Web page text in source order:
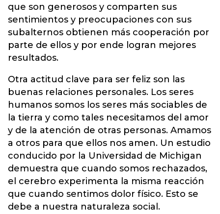
que son generosos y comparten sus
sentimientos y preocupaciones con sus
subalternos obtienen más cooperación por
parte de ellos y por ende logran mejores
resultados.
Otra actitud clave para ser feliz son las
buenas relaciones personales. Los seres
humanos somos los seres más sociables de
la tierra y como tales necesitamos del amor
y de la atención de otras personas. Amamos
a otros para que ellos nos amen. Un estudio
conducido por la Universidad de Michigan
demuestra que cuando somos rechazados,
el cerebro experimenta la misma reacción
que cuando sentimos dolor físico. Esto se
debe a nuestra naturaleza social.